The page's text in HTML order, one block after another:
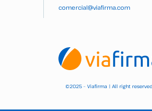
comercial@viafirma.com
©2025 – Viafirma | All right reserved